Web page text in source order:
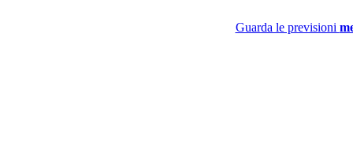
Guarda le previsioni